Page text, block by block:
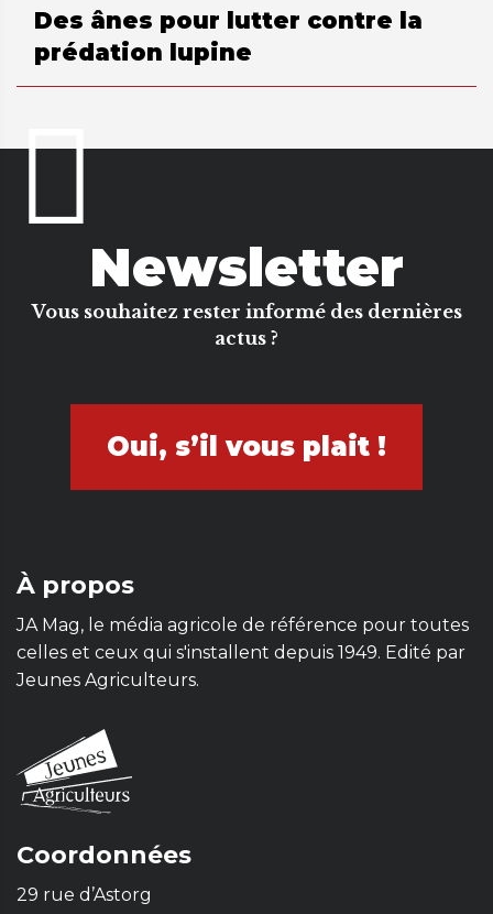
Des ânes pour lutter contre la
prédation lupine
Newsletter
Vous souhaitez rester informé des dernières
actus ?
Oui, s’il vous plait !
À propos
JA Mag, le média agricole de référence pour toutes
celles et ceux qui s'installent depuis 1949. Edité par
Jeunes Agriculteurs.
Coordonnées
29 rue d’Astorg